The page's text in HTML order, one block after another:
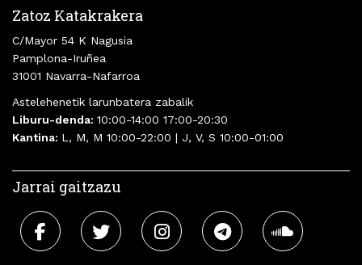
Zatoz Katakrakera
C/Mayor 54 K Nagusia
Pamplona-Iruñea
31001 Navarra-Nafarroa
Astelehenetik larunbatera zabalik
Liburu-denda: 10:00-14:00 17:00-20:30
Kantina: L, M, M 10:00-22:00 | J, V, S 10:00-01:00
Jarrai gaitzazu